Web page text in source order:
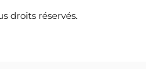
droits réservés.